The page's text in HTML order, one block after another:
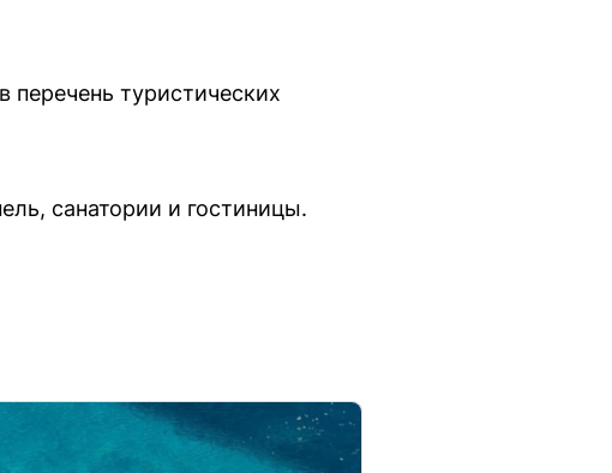
перечень туристических
санатории и гостиницы.